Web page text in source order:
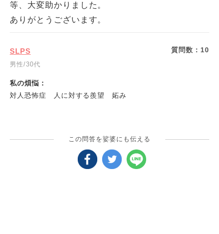
等、大変助かりました。
ありがとうございます。
SLPS
男性/30代
質問数： 10
私の煩悩：
対人恐怖症 人に対する羨望 妬み
この問答を娑婆にも伝える